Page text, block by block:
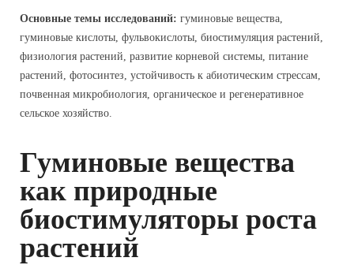
Основные темы исследований: гуминовые вещества,
гуминовые кислоты, фульвокислоты, биостимуляция растений,
физиология растений, развитие корневой системы, питание
растений, фотосинтез, устойчивость к абиотическим стрессам,
почвенная микробиология, органическое и регенеративное
сельское хозяйство.
Гуминовые вещества
как природные
биостимуляторы роста
растений